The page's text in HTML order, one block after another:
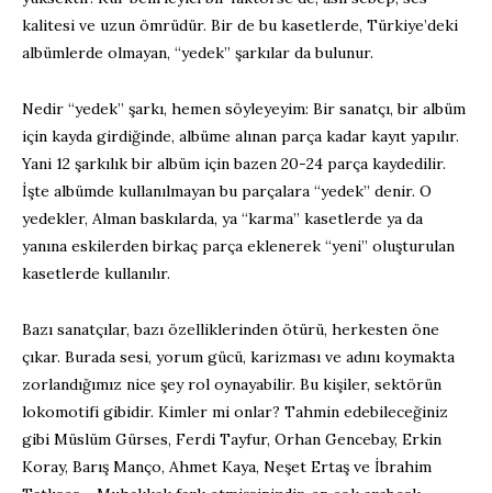
kalitesi ve uzun ömrüdür. Bir de bu kasetlerde, Türkiye’deki
albümlerde olmayan, “yedek” şarkılar da bulunur.
Nedir “yedek” şarkı, hemen söyleyeyim: Bir sanatçı, bir albüm
için kayda girdiğinde, albüme alınan parça kadar kayıt yapılır.
Yani 12 şarkılık bir albüm için bazen 20-24 parça kaydedilir.
İşte albümde kullanılmayan bu parçalara “yedek” denir. O
yedekler, Alman baskılarda, ya “karma” kasetlerde ya da
yanına eskilerden birkaç parça eklenerek “yeni” oluşturulan
kasetlerde kullanılır.
Bazı sanatçılar, bazı özelliklerinden ötürü, herkesten öne
çıkar. Burada sesi, yorum gücü, karizması ve adını koymakta
zorlandığımız nice şey rol oynayabilir. Bu kişiler, sektörün
lokomotifi gibidir. Kimler mi onlar? Tahmin edebileceğiniz
gibi Müslüm Gürses, Ferdi Tayfur, Orhan Gencebay, Erkin
Koray, Barış Manço, Ahmet Kaya, Neşet Ertaş ve İbrahim